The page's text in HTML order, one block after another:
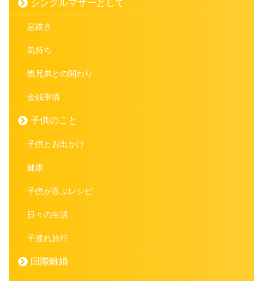
シングルマザーとして
息抜き
気持ち
親兄弟との関わり
金銭事情
子供のこと
子供とお出かけ
健康
子供が喜ぶレシピ
日々の生活
子連れ旅行
国際離婚